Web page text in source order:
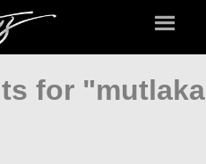
for "mutlaka